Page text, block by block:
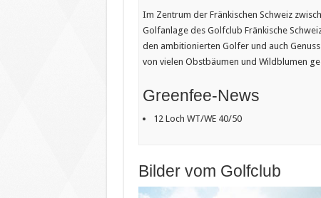
Im Zentrum der Fränkischen Schweiz
Golfanlage des Golfclub Fränkische
den ambitionierten Golfer und auch
von vielen Obstbäumen und Wildblumen
Greenfee-News
12 Loch WT/WE 40/50
Bilder vom Golfclub